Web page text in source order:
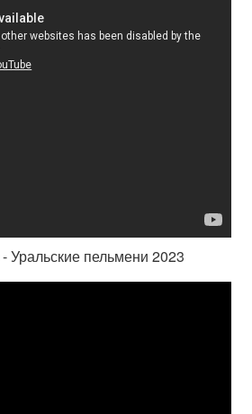
Уральские пельмени 2023